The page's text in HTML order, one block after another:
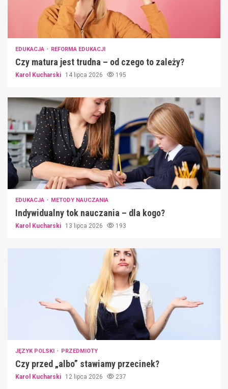
EDUKACJA REFORMA EDUKACJI
Czy matura jest trudna – od czego to zależy?
Karol Kucharski 14 lipca 2026 195
EDUKACJA METODY NAUCZANIA
Indywidualny tok nauczania – dla kogo?
Karol Kucharski 13 lipca 2026 193
JĘZYK POLSKI PRZEDMIOTY
Czy przed „albo” stawiamy przecinek?
Karol Kucharski 12 lipca 2026 237